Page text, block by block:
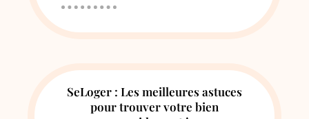
SeLoger : Les meilleures astuces
pour trouver votre bien